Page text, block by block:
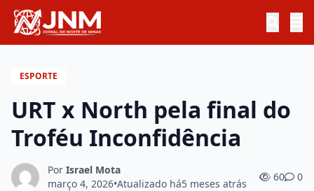
ESPORTE
URT x North pela final do
Troféu Inconfidência
Por Israel Mota
março 4, 2026•Atualizado há5 meses atrás
60 0